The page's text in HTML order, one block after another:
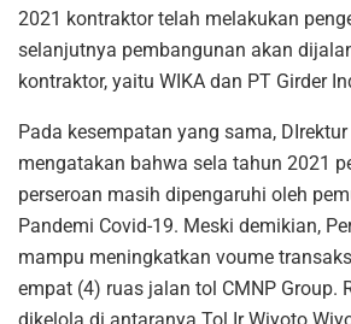
2021 kontraktor telah melakukan
selanjutnya pembangunan akan
kontraktor, yaitu WIKA dan PT Girder
Pada kesempatan yang sama,
mengatakan bahwa sela tahun 2021
perseroan masih dipengaruhi oleh
Pandemi Covid-19. Meski demikian,
mampu meningkatkan voume
empat (4) ruas jalan tol CMNP Group.